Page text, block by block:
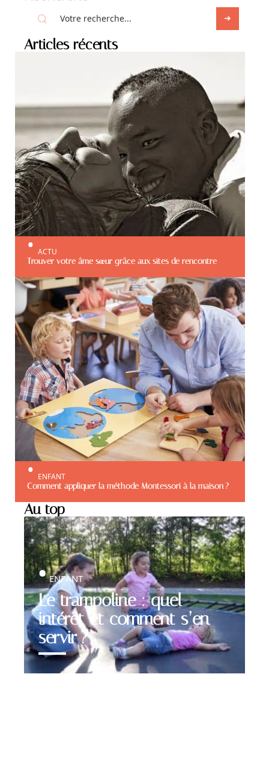
Articles récents
ACTU
Trouver votre âme sœur grâce aux sites de rencontre
ENFANT
Comment appliquer la méthode Montessori à la maison ?
Au top
Le trampoline : quel
intérêt et comment s’en
servir ?
ENFANT